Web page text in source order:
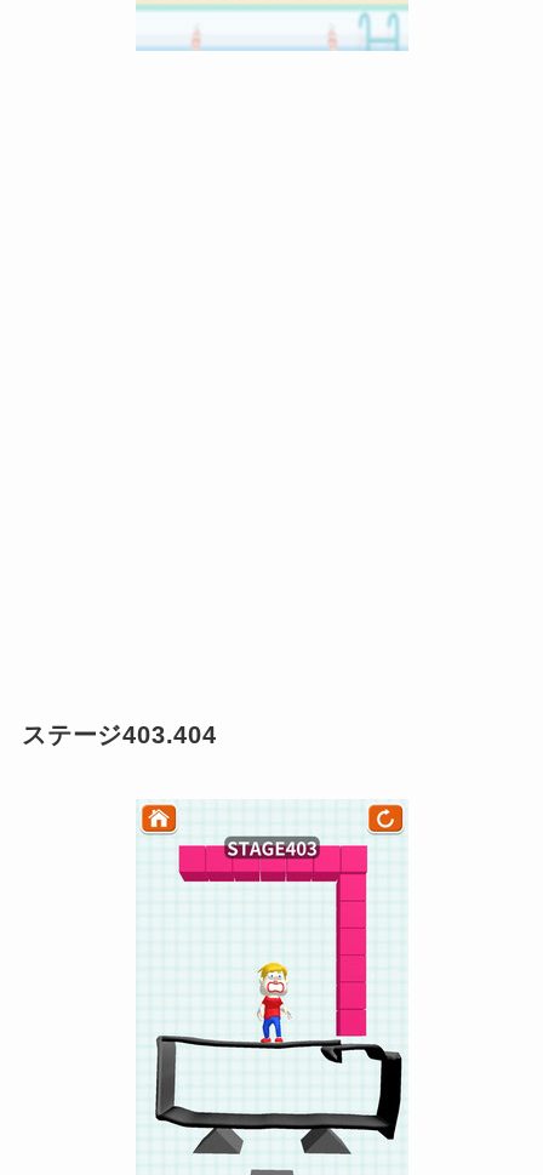
ステージ403.404